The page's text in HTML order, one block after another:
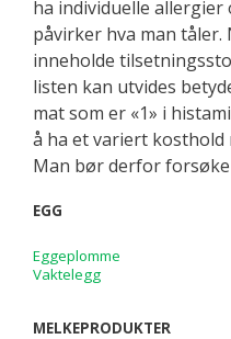
ha individuelle
påvirker hva man tåler.
inneholde
listen kan utvides
mat som er «1» i
å ha et variert
Man bør derfor
EGG
Eggeplomme
Vaktelegg
MELKEPRODUKTER